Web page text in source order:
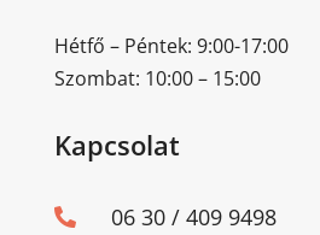
Hétfő – Péntek: 9:00-17:00
Szombat: 10:00 – 15:00
Kapcsolat
 06 30 / 409 9498